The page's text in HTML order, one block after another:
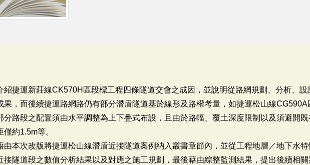
紹捷運新莊線CK570H區段標工程四條隧道交會之成因，並說明從路網規劃、分析、
果，而後續捷運路網路仍有部分潛盾隧道基於線形及路權考量，如捷運松山線
分路段之配置須由水平調整為上下疊式布設，且由於路幅、覆土深度限制以及須避開
僅約1.5m等。
由本次改版將捷運松山線潛盾近接隧道案例納入叢書章節內，並從工程地層／地下水
接隧道段之數值分析結果以及對應之施工規劃，最後藉由綜整監測結果，提出後續相